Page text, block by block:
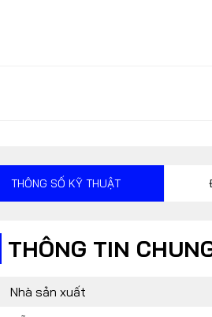
RSS
THÔNG SỐ KỸ THUẬT
THÔNG TIN
Nhà sản xuất